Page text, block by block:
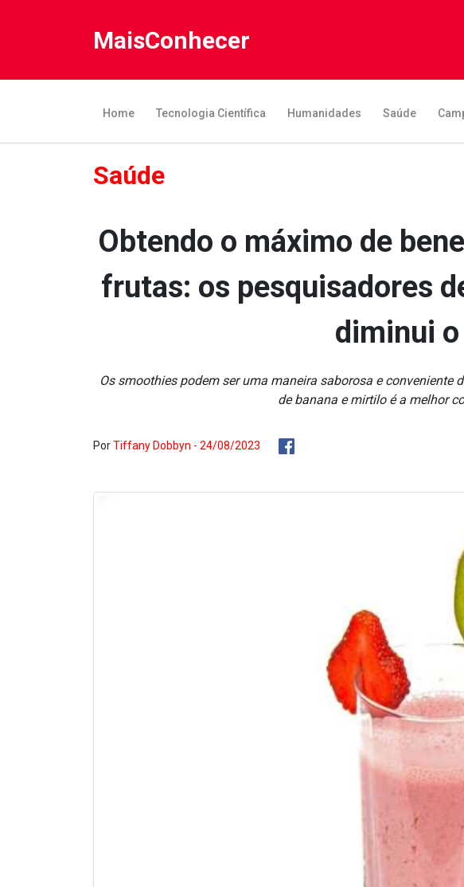
MaisConhecer
Home Tecnologia Científica Humanidades Saúde
Saúde
Obtendo o máximo de
frutas: os pesquisadores
diminui
Os smoothies podem ser uma maneira saborosa e
de banana e mirtilo é a melhor
PorTiffany Dobbyn - 24/08/2023